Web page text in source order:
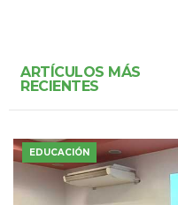
ARTÍCULOS MÁS
RECIENTES
EDUCACIÓN